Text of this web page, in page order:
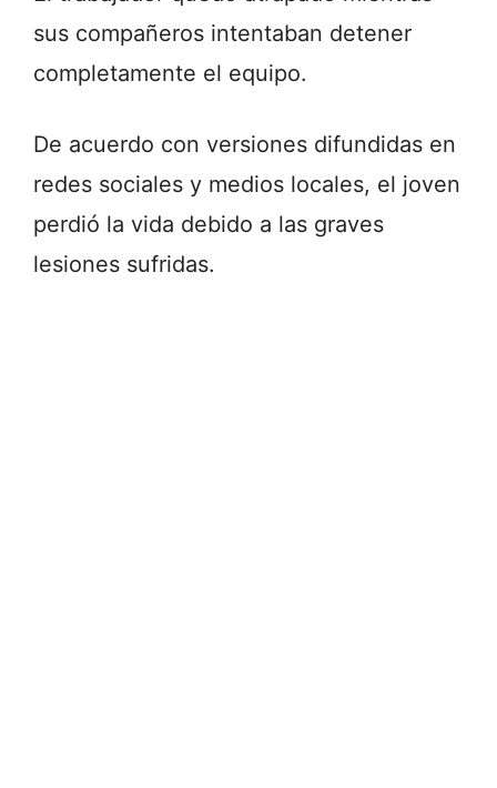
sus compañeros intentaban detener
completamente el equipo.
De acuerdo con versiones difundidas en
redes sociales y medios locales, el joven
perdió la vida debido a las graves
lesiones sufridas.